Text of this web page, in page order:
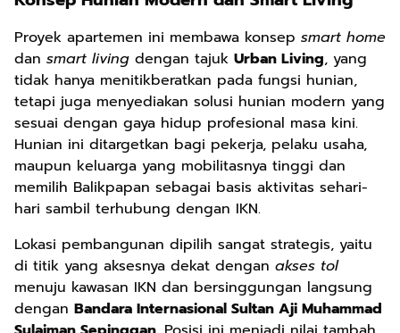
Proyek apartemen ini membawa konsep smart home
dan smart living dengan tajuk Urban Living, yang
tidak hanya menitikberatkan pada fungsi hunian,
tetapi juga menyediakan solusi hunian modern yang
sesuai dengan gaya hidup profesional masa kini.
Hunian ini ditargetkan bagi pekerja, pelaku usaha,
maupun keluarga yang mobilitasnya tinggi dan
memilih Balikpapan sebagai basis aktivitas sehari-
hari sambil terhubung dengan IKN.
Lokasi pembangunan dipilih sangat strategis, yaitu
di titik yang aksesnya dekat dengan akses tol
menuju kawasan IKN dan bersinggungan langsung
dengan Bandara Internasional Sultan Aji Muhammad